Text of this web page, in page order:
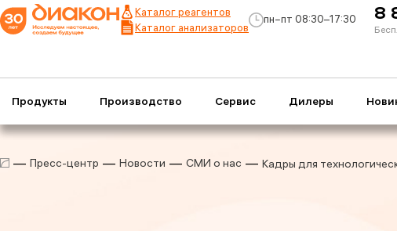
Каталог реагентов
Каталог анализаторов
пн−пт 08:30–17:30 8
Продукты Производство Сервис Дилеры
Пресс-центр Новости СМИ о нас Кадры для